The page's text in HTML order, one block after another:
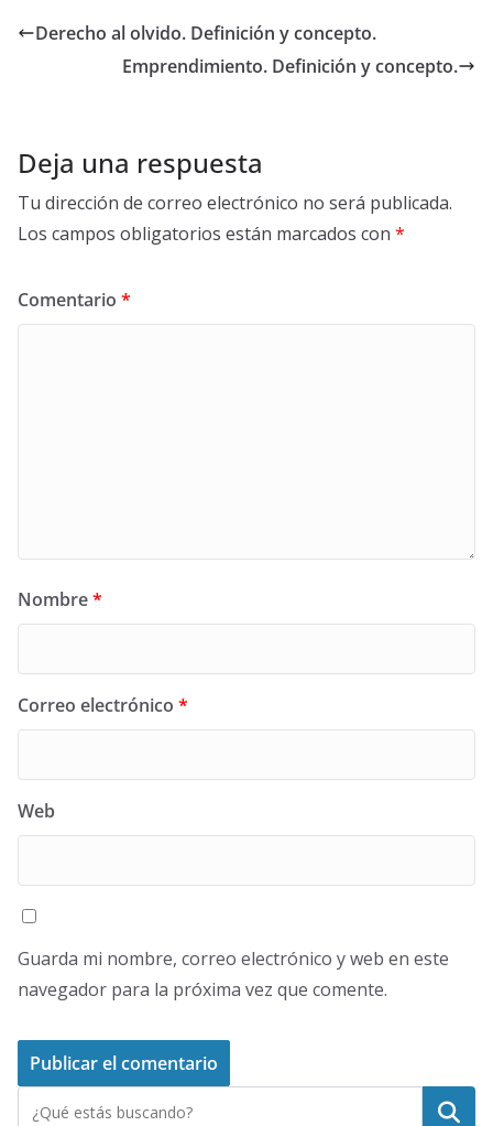
Derecho al olvido. Definición y concepto.
Emprendimiento. Definición y concepto.
Deja una respuesta
Tu dirección de correo electrónico no será publicada.
Los campos obligatorios están marcados con *
Comentario *
Nombre*
Correo electrónico *
Web
Guarda mi nombre, correo electrónico y web en este
navegador para la próxima vez que comente.
Buscar